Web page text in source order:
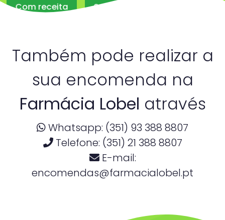
Com receita Sem receita
Também pode realizar a
sua encomenda na
Farmácia Lobel através
Whatsapp: (351) 93 388 8807
Telefone: (351) 21 388 8807
E-mail:
encomendas@farmacialobel.pt